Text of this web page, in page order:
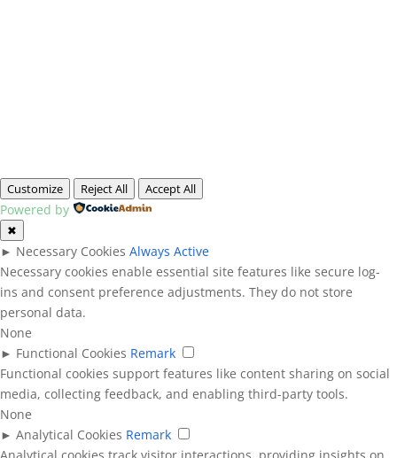
Customize Reject All Accept All
Powered by
✖
► Necessary Cookies Always Active
Necessary cookies enable essential site features like secure log-
ins and consent preference adjustments. They do not store
personal data.
None
► Functional Cookies Remark
Functional cookies support features like content sharing on social
media, collecting feedback, and enabling third-party tools.
None
► Analytical Cookies Remark